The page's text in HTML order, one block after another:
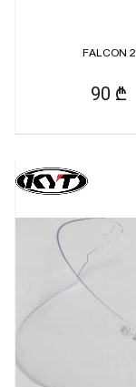
FALCON 2
90 ₾